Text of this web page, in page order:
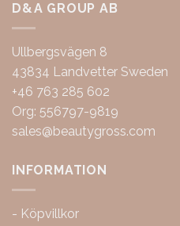
D&A GROUP AB
Ullbergsvägen 8
43834 Landvetter Sweden
+46 763 285 602
Org: 556797-9819
sales@beautygross.com
INFORMATION
- Köpvillkor